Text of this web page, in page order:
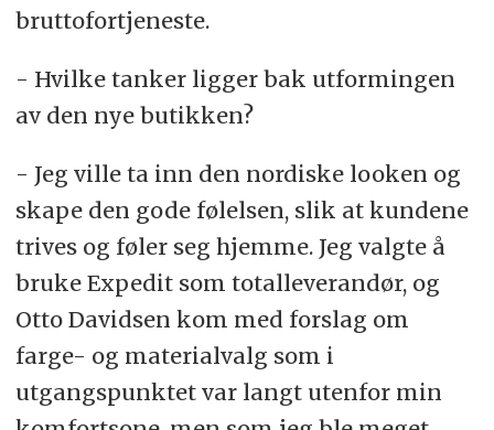
bruttofortjeneste.
- Hvilke tanker ligger bak utformingen
av den nye butikken?
- Jeg ville ta inn den nordiske looken og
skape den gode følelsen, slik at kundene
trives og føler seg hjemme. Jeg valgte å
bruke Expedit som totalleverandør, og
Otto Davidsen kom med forslag om
farge- og materialvalg som i
utgangspunktet var langt utenfor min